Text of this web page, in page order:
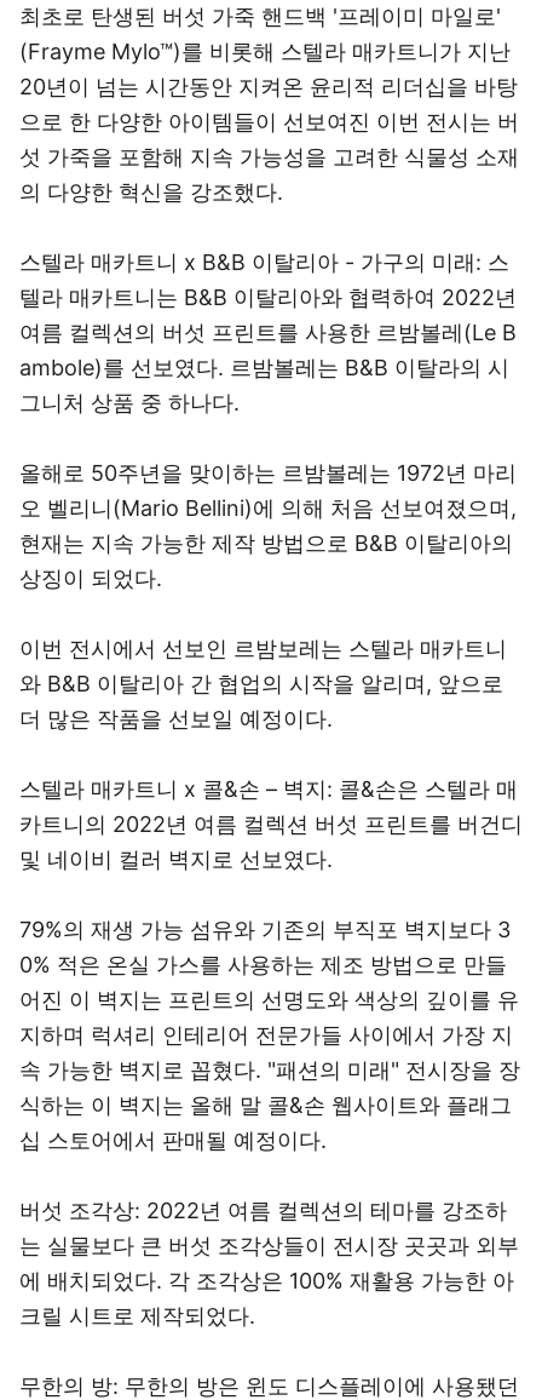
최초로 탄생된 버섯 가죽 핸드백 '프레이미 마일로'
(Frayme Mylo™)를 비롯해 스텔라 매카트니가 지난
20년이 넘는 시간동안 지켜온 윤리적 리더십을 바탕
으로 한 다양한 아이템들이 선보여진 이번 전시는 버
섯 가죽을 포함해 지속 가능성을 고려한 식물성 소재
의 다양한 혁신을 강조했다.
스텔라 매카트니 x B&B 이탈리아 - 가구의 미래: 스
텔라 매카트니는 B&B 이탈리아와 협력하여 2022년
여름 컬렉션의 버섯 프린트를 사용한 르밤볼레(Le B
ambole)를 선보였다. 르밤볼레는 B&B 이탈라의 시
그니처 상품 중 하나다.
올해로 50주년을 맞이하는 르밤볼레는 1972년 마리
오 벨리니(Mario Bellini)에 의해 처음 선보여졌으며,
현재는 지속 가능한 제작 방법으로 B&B 이탈리아의
상징이 되었다.
이번 전시에서 선보인 르밤보레는 스텔라 매카트니
와 B&B 이탈리아 간 협업의 시작을 알리며, 앞으로
더 많은 작품을 선보일 예정이다.
스텔라 매카트니 x 콜&손 – 벽지: 콜&손은 스텔라 매
카트니의 2022년 여름 컬렉션 버섯 프린트를 버건디
및 네이비 컬러 벽지로 선보였다.
79%의 재생 가능 섬유와 기존의 부직포 벽지보다 3
0% 적은 온실 가스를 사용하는 제조 방법으로 만들
어진 이 벽지는 프린트의 선명도와 색상의 깊이를 유
지하며 럭셔리 인테리어 전문가들 사이에서 가장 지
속 가능한 벽지로 꼽혔다. "패션의 미래" 전시장을 장
식하는 이 벽지는 올해 말 콜&손 웹사이트와 플래그
십 스토어에서 판매될 예정이다.
버섯 조각상: 2022년 여름 컬렉션의 테마를 강조하
는 실물보다 큰 버섯 조각상들이 전시장 곳곳과 외부
에 배치되었다. 각 조각상은 100% 재활용 가능한 아
크릴 시트로 제작되었다.
무한의 방: 무한의 방은 윈도 디스플레이에 사용됐던